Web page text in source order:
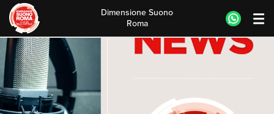
Skip
to
content
Dimensione Suono
Roma